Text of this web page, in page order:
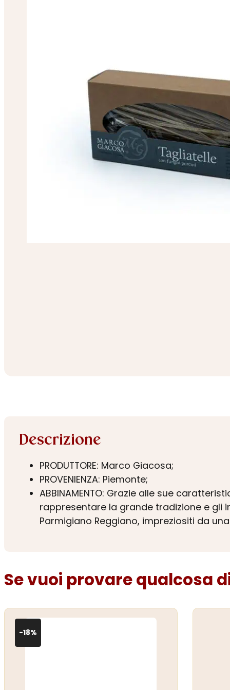
Descrizione
PRODUTTORE: Marco Giacosa;
PROVENIENZA: Piemonte;
ABBINAMENTO: Grazie alle sue
rappresentare la grande tradizione e gli
Parmigiano Reggiano, impreziositi da
Se vuoi provare qualcosa
-18%